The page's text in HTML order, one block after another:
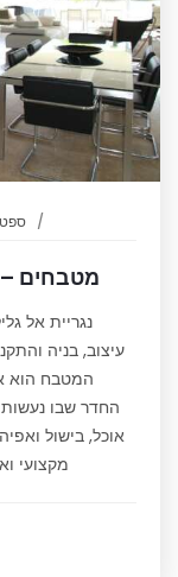
מטבחים
נגריית אל
עיצוב, בניה
המטבח הוא
החדר שבו נעשות
אוכל, בישול
מקצועי